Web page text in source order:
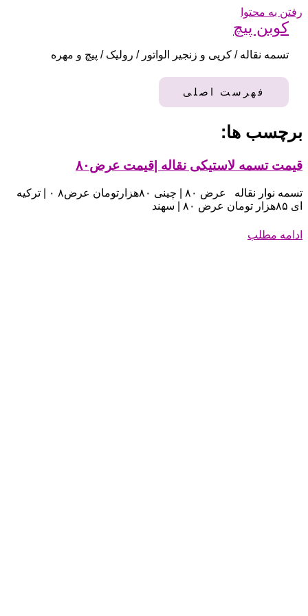
رفتن به محتوا
کوبن پیچ
تسمه نقاله / کرپی و زنجیر الواتور / رولیک / پیچ و مهره
فهرست اصلی
برچسب ها:
قیمت تسمه لاستیکی نقاله |قیمت عرض۸۰
تسمه نوار نقاله عرض ۸۰ | چینی ۸۰هزارتومان عرض۸ ۰ | ترکیه
ای ۸۵هزار تومان عرض ۸۰ | سهند
ادامه مطلب